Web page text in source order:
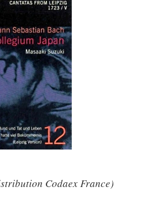
Codaex France)